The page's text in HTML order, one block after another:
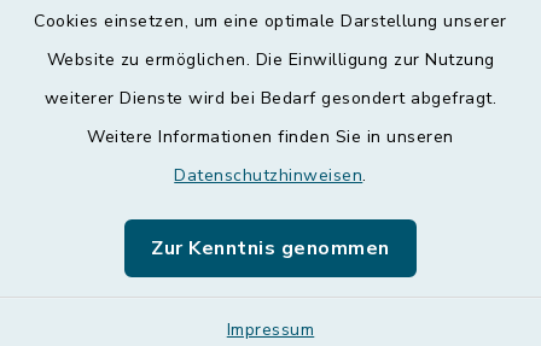
Cookies einsetzen, um eine optimale Darstellung unserer
Website zu ermöglichen. Die Einwilligung zur Nutzung
weiterer Dienste wird bei Bedarf gesondert abgefragt.
Weitere Informationen finden Sie in unseren
Datenschutzhinweisen.
Zur Kenntnis genommen
Impressum
Kontakt
Datenschutz
Leichte Sprache
Sitemap